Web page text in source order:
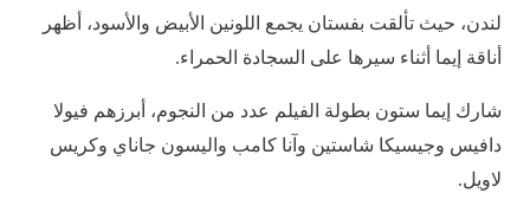
لندن، حيث تألقت بفستان يجمع اللونين الأبيض والأسود، أظهر
أناقة إيما أثناء سيرها على السجادة الحمراء.
شارك إيما ستون بطولة الفيلم عدد من النجوم، أبرزهم فيولا
دافيس وجيسيكا شاستين وآنا كامب واليسون جاناي وكريس
لاويل.